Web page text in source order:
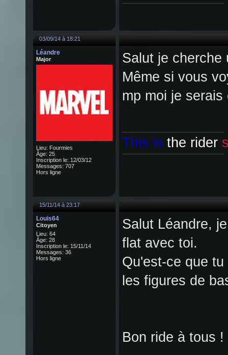
03/09/14 à 18:21
Léandre
Major
Lieu: Fourmies
Âge: 25
Inscription le: 12/03/12
Messages: 707
Hors ligne
Salut je cherche
Même si vous
mp moi je
This is the rider
15/11/14 à 23:17
Louis64
Citoyen
Lieu: 64
Âge: 28
Inscription le: 15/11/14
Messages: 36
Hors ligne
Salut Léandre,
flat avec toi.
Qu'est-ce que
les figures de
Bon ride à tous !